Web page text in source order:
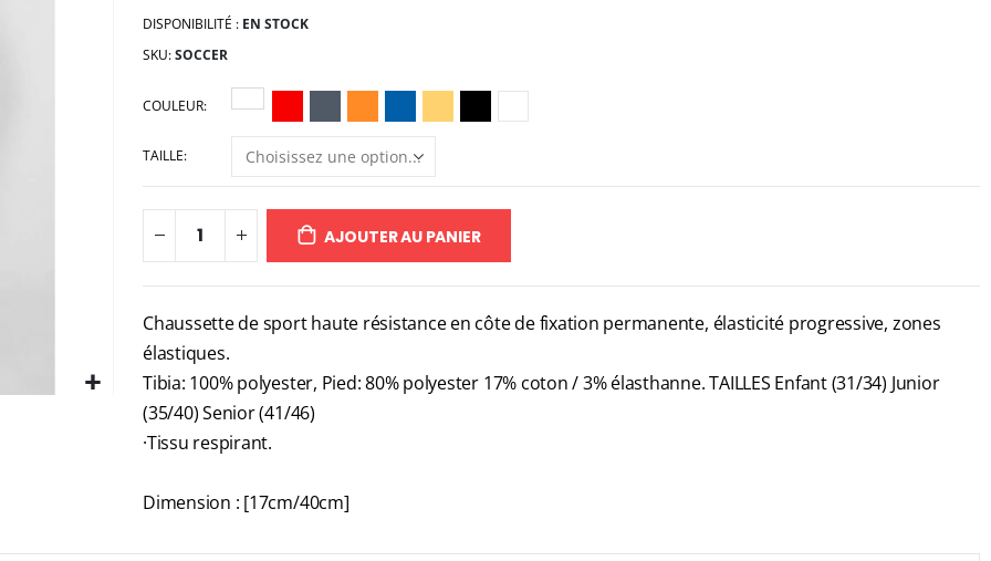
DISPONIBILITÉ : EN STOCK
SKU SOCCER
COULEUR
TAILLE
AJOUTER AU PANIER
Chaussette de sport haute résistance en côte de fixation permanente, élasticité progressive, zones
élastiques.
Tibia: 100% polyester, Pied: 80% polyester 17% coton / 3% élasthanne. TAILLES Enfant (31/34) Junior
(35/40) Senior (41/46)
·Tissu respirant.
Dimension : [17cm/40cm]